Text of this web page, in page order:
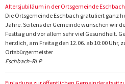
Altersjubiläum in der Ortsgemeinde
Die Ortsgemeinde Eschbach gratuliert ganz
Jahre. Seitens der Gemeinde wünschen wir
Festtag und vor allem sehr viel Gesundheit.
herzlich, am Freitag den 12.06. ab 10:00 Uhr,
Ortsbürgermeister
Eschbach-RLP